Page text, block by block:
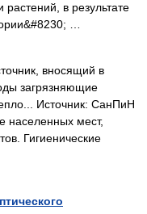
растений, в результате
…
вносящий в
загрязняющие
Источник: СанПиН
населенных мест,
Гигиенические